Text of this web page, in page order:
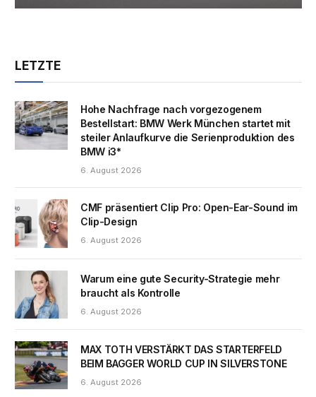
LETZTE
Hohe Nachfrage nach vorgezogenem
Bestellstart: BMW Werk München startet mit
steiler Anlaufkurve die Serienproduktion des
BMW i3*
6. August 2026
CMF präsentiert Clip Pro: Open-Ear-Sound im
Clip-Design
6. August 2026
Warum eine gute Security-Strategie mehr
braucht als Kontrolle
6. August 2026
MAX TOTH VERSTÄRKT DAS STARTERFELD
BEIM BAGGER WORLD CUP IN SILVERSTONE
6. August 2026